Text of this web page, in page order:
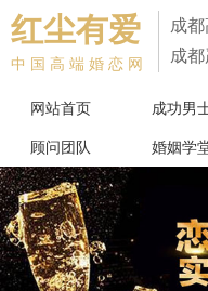
红尘有爱
中国高端婚恋网
成
成
网站首页 成功男
顾问团队 婚姻学